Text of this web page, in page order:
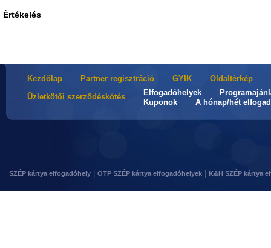
Értékelés
Kezdőlap Partner regisztráció GYIK
Oldaltérkép
Üzletkötői szerződéskötés
Elfogadóhelyek
Kuponok
A hónap/hét
SZÉP kártya elfogadóhely OTP SZÉP kártya elfogadóhelyek K&H SZÉP kártya